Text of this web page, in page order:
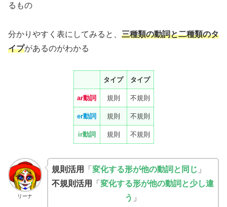
るもの
分かりやすく表にしてみると、 三種類の動詞と二種類のタ
イプがあるのがわかる
タイプ タイプ
ar動詞 規則 不規則
er動詞 規則 不規則
ir動詞 規則 不規則
リーナ
規則活用 「 変化する形が他の動詞と同じ 」
不規則活用
「変化する形が他の動詞と少し違
う 」